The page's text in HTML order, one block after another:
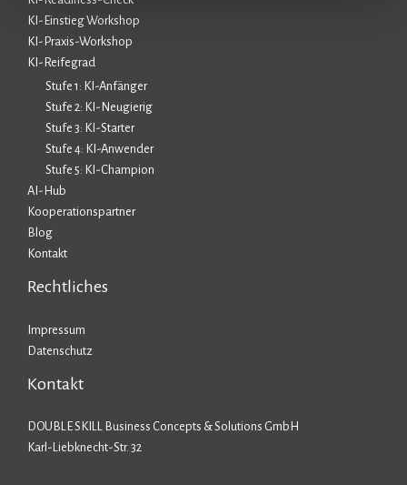
KI-Einstieg Workshop
KI-Praxis-Workshop
KI-Reifegrad
Stufe 1: KI-Anfänger
Stufe 2: KI-Neugierig
Stufe 3: KI-Starter
Stufe 4: KI-Anwender
Stufe 5: KI-Champion
AI-Hub
Kooperationspartner
Blog
Kontakt
Rechtliches
Impressum
Datenschutz
Kontakt
DOUBLE SKILL Business Concepts & Solutions GmbH
Karl-Liebknecht-Str. 32